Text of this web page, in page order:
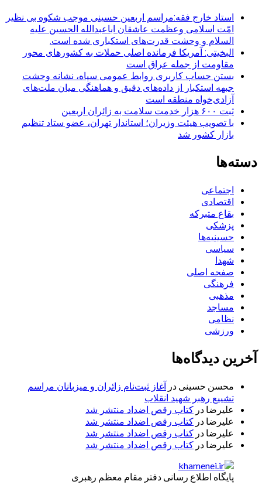
استاد خارج فقه:مراسم اربعین حسینی موجب شکوه بی نظیر
امّت اسلامی وعظمت عاشقان اباعبدالله الحسین علیه
السلام و وحشت قدرت‌های استکباری شده است.
البخیتی: آمریکا فرمانده اصلی حملات به کشورهای محور
مقاومت از جمله عراق است
بستن حساب کاربری روابط عمومی سپاه، نشانه‌ وحشت
جبهه استکبار از داده‌های دقیق و هماهنگی میان ملت‌های
آزادی‌خواه منطقه است
ثبت ۶۰۰ هزار خدمت سلامت به زائران اربعین
با تصویب هیئت وزیران؛ استاندار تهران، عضو ستاد تنظیم
بازار کشور شد
دسته‌ها
اجتماعی
اقتصادی
بقاع متبرکه
پزشکی
حسینیه‌ها
سیاسی
شهدا
صفحه اصلی
فرهنگی
مذهبی
مساجد
نظامی
ورزشی
آخرین دیدگاه‌ها
محسن حسینی در آغاز ثبت‌نام زائران و میزبانان مراسم
تشییع رهبر شهید انقلاب
علیرضا در کتاب رقص اضداد منتشر شد
علیرضا در کتاب رقص اضداد منتشر شد
علیرضا در کتاب رقص اضداد منتشر شد
علیرضا در کتاب رقص اضداد منتشر شد
پایگاه اطلاع رسانی دفتر مقام معظم رهبری